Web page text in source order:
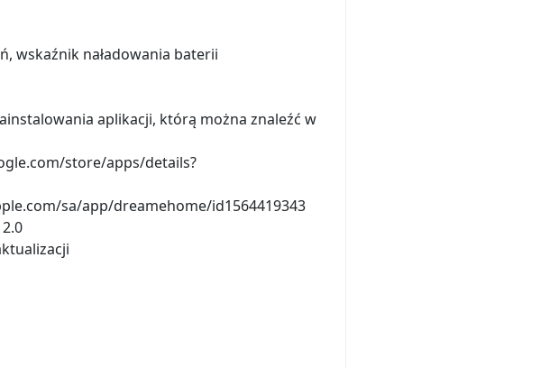
wskaźnik naładowania baterii
aplikacji, którą można znaleźć w
store/apps/details?
sa/app/dreamehome/id1564419343